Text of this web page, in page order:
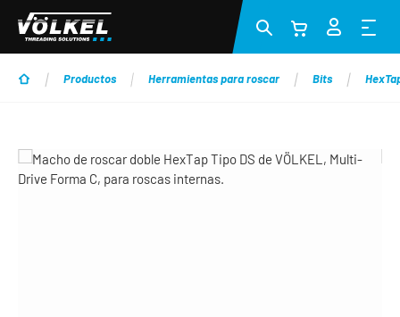
Saltar al contenido principal
Productos Herramientas para roscar Bits
Omitir galería de imágenes